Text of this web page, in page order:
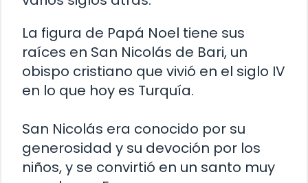
La figura de Papá Noel tiene sus
raíces en San Nicolás de Bari, un
obispo cristiano que vivió en el siglo IV
en lo que hoy es Turquía.
San Nicolás era conocido por su
generosidad y su devoción por los
niños, y se convirtió en un santo muy